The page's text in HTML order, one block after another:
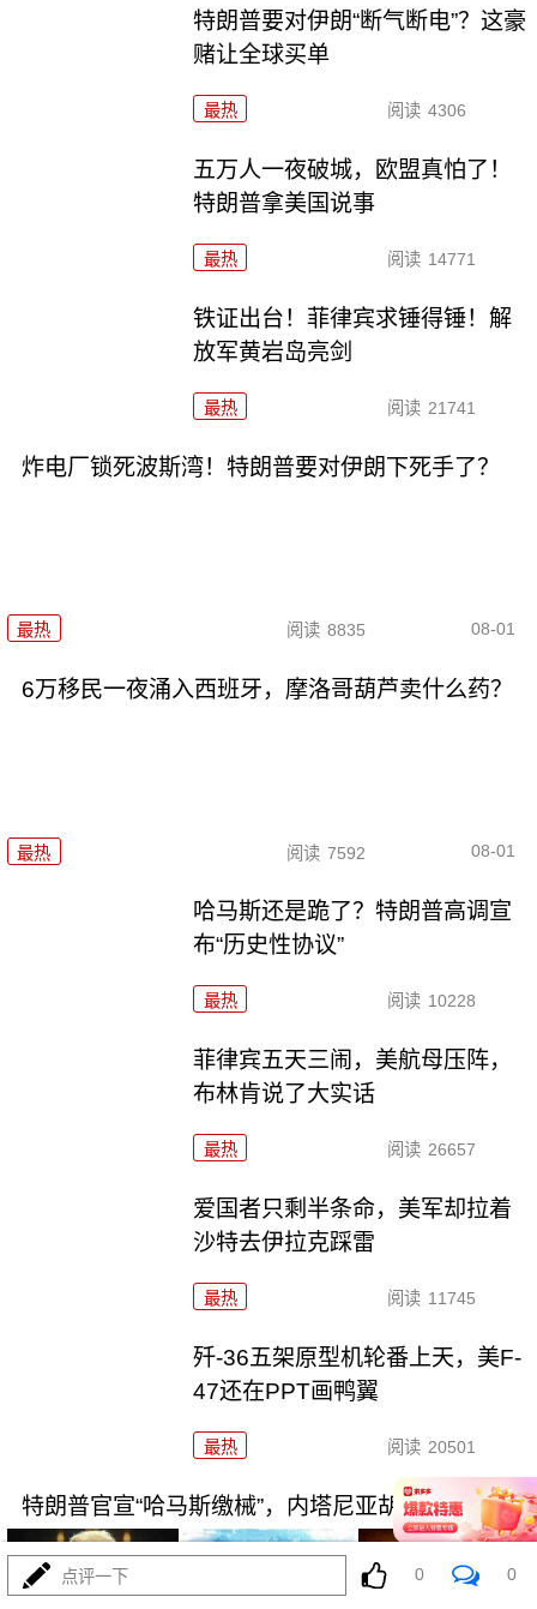
特朗普要对伊朗“断气断电”？这豪
赌让全球买单
最热 阅读 4306
五万人一夜破城，欧盟真怕了！
特朗普拿美国说事
最热 阅读 14771
铁证出台！菲律宾求锤得锤！解
放军黄岩岛亮剑
最热 阅读 21741
炸电厂锁死波斯湾！特朗普要对伊朗下死手了？
最热 阅读 8835 08-01
6万移民一夜涌入西班牙，摩洛哥葫芦卖什么药？
最热 阅读 7592 08-01
哈马斯还是跪了？特朗普高调宣
布“历史性协议”
最热 阅读 10228
菲律宾五天三闹，美航母压阵，
布林肯说了大实话
最热 阅读 26657
爱国者只剩半条命，美军却拉着
沙特去伊拉克踩雷
最热 阅读 11745
歼-36五架原型机轮番上天，美F-
47还在PPT画鸭翼
最热 阅读 20501
特朗普官宣“哈马斯缴械”，内塔尼亚胡不认账
点评一下 0 0